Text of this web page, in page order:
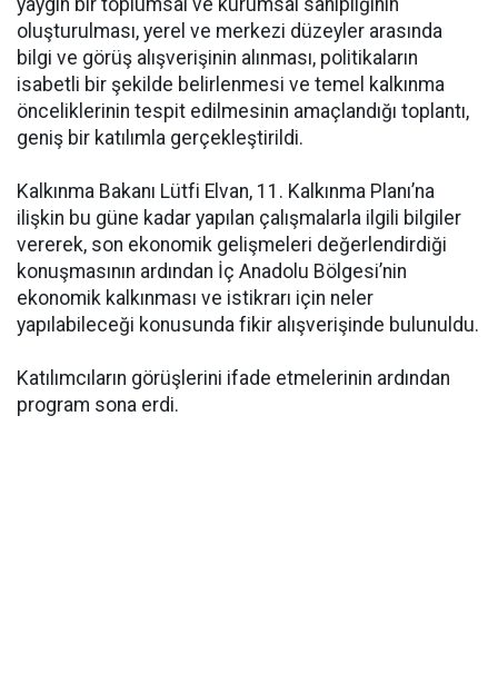
yaygın bir toplumsal ve kurumsal sahipliğinin
oluşturulması, yerel ve merkezi düzeyler arasında
bilgi ve görüş alışverişinin alınması, politikaların
isabetli bir şekilde belirlenmesi ve temel kalkınma
önceliklerinin tespit edilmesinin amaçlandığı toplantı,
geniş bir katılımla gerçekleştirildi.
Kalkınma Bakanı Lütfi Elvan, 11. Kalkınma Planı’na
ilişkin bu güne kadar yapılan çalışmalarla ilgili bilgiler
vererek, son ekonomik gelişmeleri değerlendirdiği
konuşmasının ardından İç Anadolu Bölgesi’nin
ekonomik kalkınması ve istikrarı için neler
yapılabileceği konusunda fikir alışverişinde bulunuldu.
Katılımcıların görüşlerini ifade etmelerinin ardından
program sona erdi.